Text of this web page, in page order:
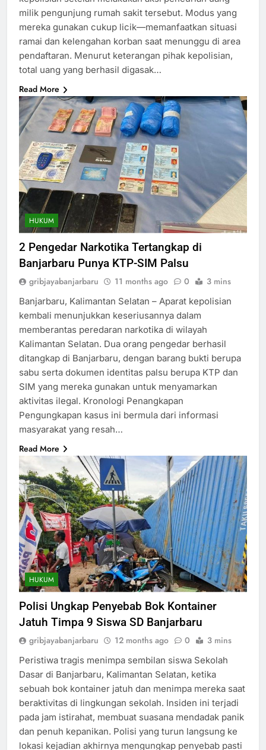
milik pengunjung rumah sakit tersebut. Modus yang
mereka gunakan cukup licik—memanfaatkan situasi
ramai dan kelengahan korban saat menunggu di area
pendaftaran. Menurut keterangan pihak kepolisian,
total uang yang berhasil digasak…
Read More
HUKUM
2 Pengedar Narkotika Tertangkap di
Banjarbaru Punya KTP-SIM Palsu
gribjayabanjarbaru 11 months ago 0 3 mins
Banjarbaru, Kalimantan Selatan – Aparat kepolisian
kembali menunjukkan keseriusannya dalam
memberantas peredaran narkotika di wilayah
Kalimantan Selatan. Dua orang pengedar berhasil
ditangkap di Banjarbaru, dengan barang bukti berupa
sabu serta dokumen identitas palsu berupa KTP dan
SIM yang mereka gunakan untuk menyamarkan
aktivitas ilegal. Kronologi Penangkapan
Pengungkapan kasus ini bermula dari informasi
masyarakat yang resah…
Read More
HUKUM
Polisi Ungkap Penyebab Bok Kontainer
Jatuh Timpa 9 Siswa SD Banjarbaru
gribjayabanjarbaru 12 months ago 0 3 mins
Peristiwa tragis menimpa sembilan siswa Sekolah
Dasar di Banjarbaru, Kalimantan Selatan, ketika
sebuah bok kontainer jatuh dan menimpa mereka saat
beraktivitas di lingkungan sekolah. Insiden ini terjadi
pada jam istirahat, membuat suasana mendadak panik
dan penuh kepanikan. Polisi yang turun langsung ke
lokasi kejadian akhirnya mengungkap penyebab pasti